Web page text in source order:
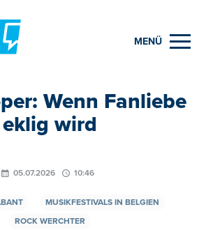
MENÜ
Wenn Fanliebe
eklig wird
05.07.2026 10:46
MUSIKFESTIVALS IN BELGIEN
ROCK WERCHTER